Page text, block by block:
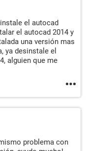
el autocad
el autocad 2014 y
una versión mas
ya desinstale el
alguien que me
problema con